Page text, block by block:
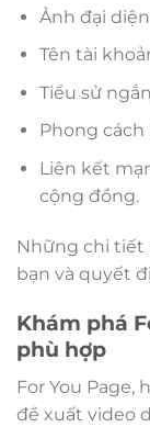
Ảnh đại
Tên tài
Tiểu sử
Phong
Liên kết
cộng đồng.
Những chi tiết
bạn và quyết
Khám phá
phù hợp
For You Page,
đề xuất video